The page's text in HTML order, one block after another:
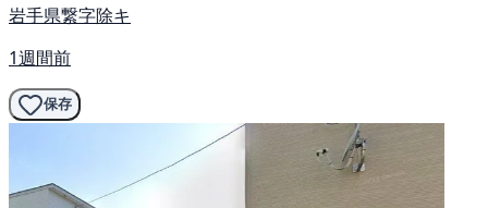
岩手県繋字除キ
1週間前
保存